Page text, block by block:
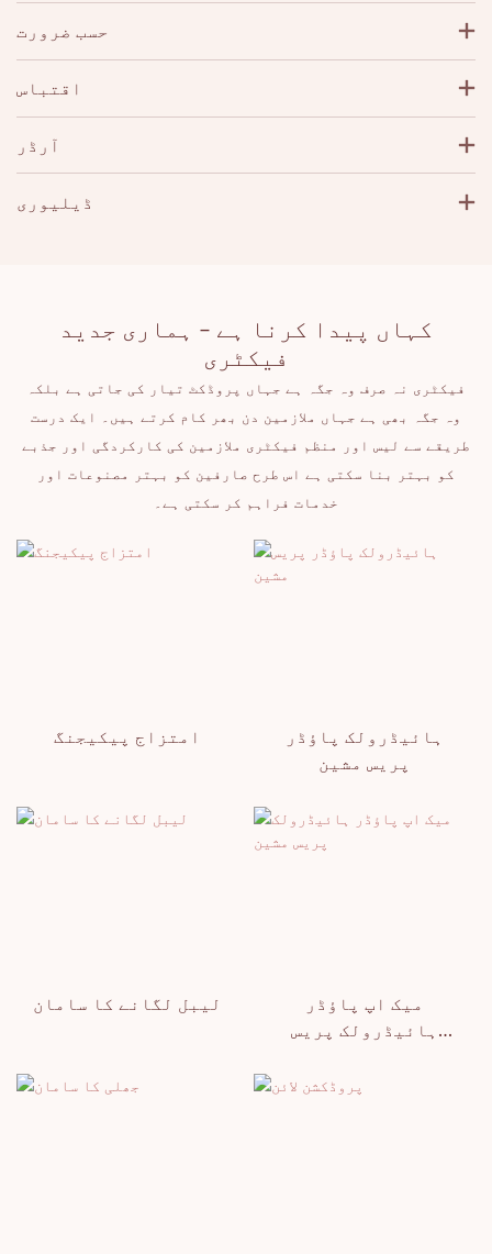
حسب ضرورت
اقتباس
آرڈر
ڈیلیوری
کہاں پیدا کرنا ہے - ہماری جدید
فیکٹری
فیکٹری نہ صرف وہ جگہ ہے جہاں پروڈکٹ تیار کی جاتی ہے بلکہ
وہ جگہ بھی ہے جہاں ملازمین دن بھر کام کرتے ہیں۔ ایک درست
طریقے سے لیس اور منظم فیکٹری ملازمین کی کارکردگی اور جذبے
کو بہتر بنا سکتی ہے اس طرح صارفین کو بہتر مصنوعات اور
خدمات فراہم کر سکتی ہے۔
امتزاج پیکیجنگ
ہائیڈرولک پاؤڈر
پریس مشین
لیبل لگانے کا سامان
میک اپ پاؤڈر
ہائیڈرولک پریس